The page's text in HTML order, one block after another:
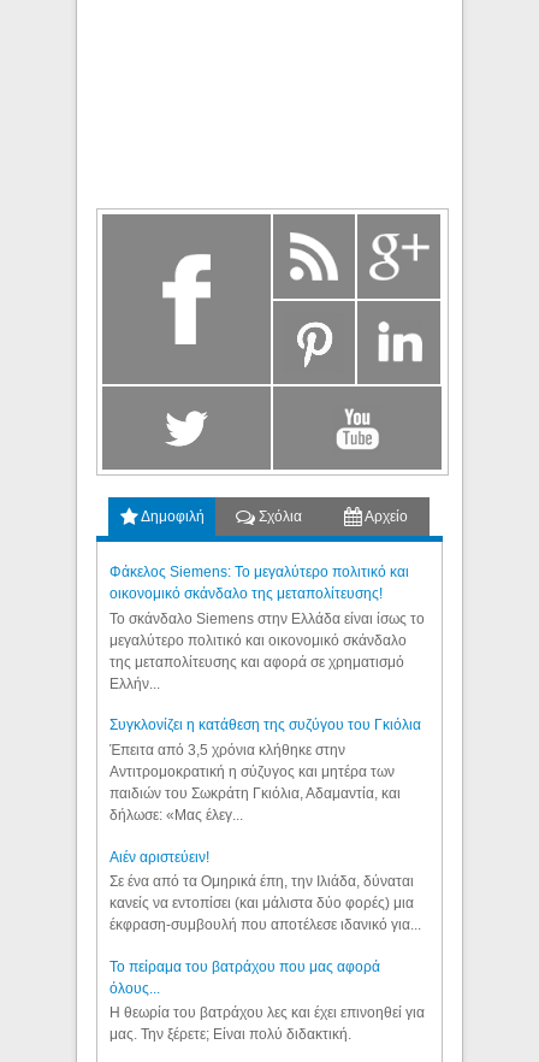
Δημοφιλή Σχόλια Αρχείο
Φάκελος Siemens: Το μεγαλύτερο πολιτικό και
οικονομικό σκάνδαλο της μεταπολίτευσης!
Το σκάνδαλο Siemens στην Ελλάδα είναι ίσως το
μεγαλύτερο πολιτικό και οικονομικό σκάνδαλο
της μεταπολίτευσης και αφορά σε χρηματισμό
Ελλήν...
Συγκλονίζει η κατάθεση της συζύγου του Γκιόλια
Έπειτα από 3,5 χρόνια κλήθηκε στην
Αντιτρομοκρατική η σύζυγος και μητέρα των
παιδιών του Σωκράτη Γκιόλια, Αδαμαντία, και
δήλωσε: «Μας έλεγ...
Aιέν αριστεύειν!
Σε ένα από τα Ομηρικά έπη, την Ιλιάδα, δύναται
κανείς να εντοπίσει (και μάλιστα δύο φορές) μια
έκφραση-συμβουλή που αποτέλεσε ιδανικό για...
Το πείραμα του βατράχου που μας αφορά
όλους...
Η θεωρία του βατράχου λες και έχει επινοηθεί για
μας. Την ξέρετε; Είναι πολύ διδακτική.